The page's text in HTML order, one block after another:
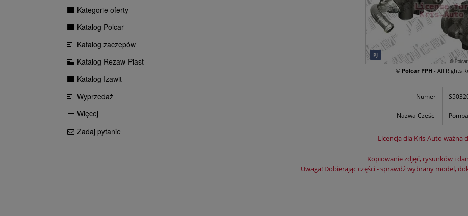
Kategorie oferty
Katalog Polcar
Katalog zaczepów
Katalog Rezaw-Plast
Katalog Izawit
Wyprzedaż
Więcej
Zadaj pytanie